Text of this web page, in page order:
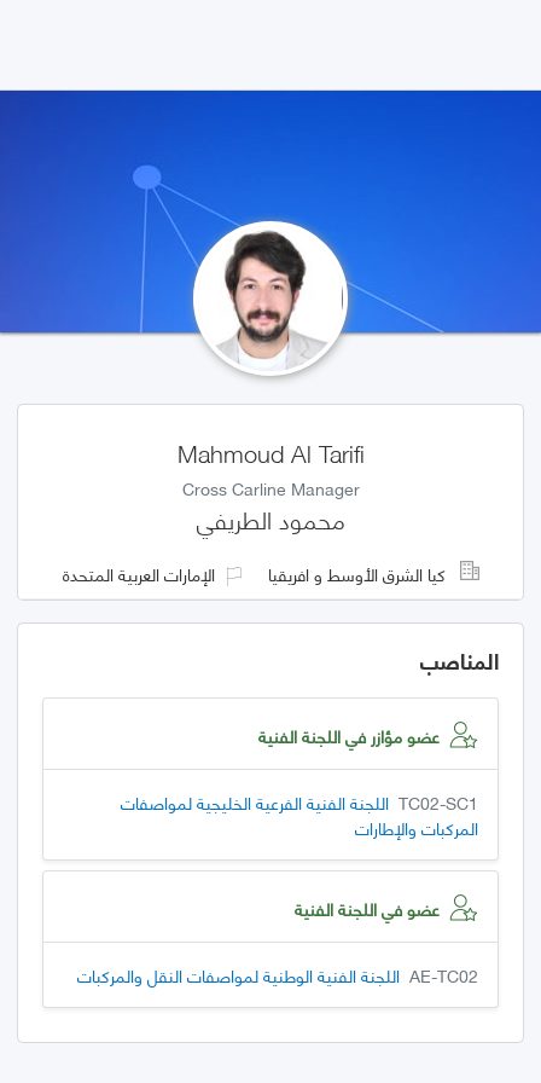
Mahmoud Al Tarifi
Cross Carline Manager
محمود الطريفي
كيا الشرق الأوسط و افريقيا الإمارات العربية المتحدة
المناصب
عضو مؤازر في اللجنة الفنية
TC02-SC1 اللجنة الفنية الفرعية الخليجية لمواصفات
المركبات والإطارات
عضو في اللجنة الفنية
AE-TC02 اللجنة الفنية الوطنية لمواصفات النقل والمركبات